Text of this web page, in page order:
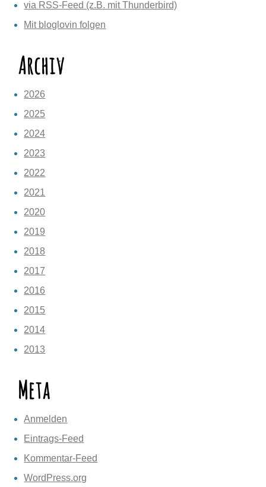
via RSS-Feed (z.B. mit Thunderbird)
Mit bloglovin folgen
Archiv
2026
2025
2024
2023
2022
2021
2020
2019
2018
2017
2016
2015
2014
2013
Meta
Anmelden
Eintrags-Feed
Kommentar-Feed
WordPress.org